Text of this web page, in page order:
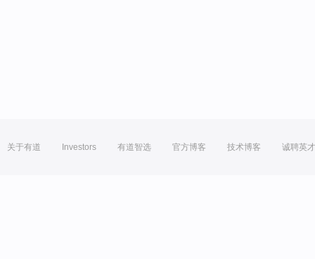
关于有道 Investors 有道智选 官方博客 技术博客 诚聘英才